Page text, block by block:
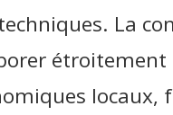
La
locaux,